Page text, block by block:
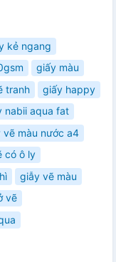
kẻ ngang
giấy màu
tranh
giấy happy
nabii aqua fat
vẽ màu nước a4
có ô ly
giẫy vẽ màu
vẽ